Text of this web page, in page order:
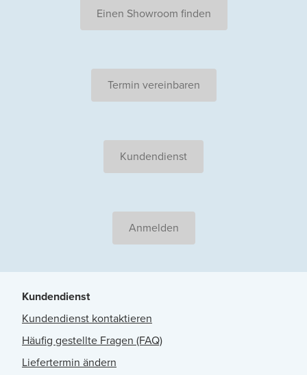
Einen Showroom finden
Termin vereinbaren
Kundendienst
Anmelden
Kundendienst
Kundendienst kontaktieren
Häufig gestellte Fragen (FAQ)
Liefertermin ändern